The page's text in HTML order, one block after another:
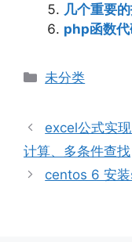
几个重要
php函数代
分
未分类
excel公式实
计算、多条件查找
centos 6 安